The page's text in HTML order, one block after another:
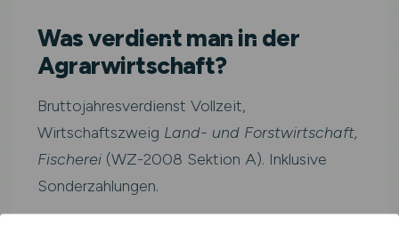
Was verdient man in der
Agrarwirtschaft?
Bruttojahresverdienst Vollzeit,
Wirtschaftszweig Land- und Forstwirtschaft,
Fischerei(WZ-2008 Sektion A). Inklusive
Sonderzahlungen.